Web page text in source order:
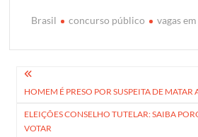
Brasil concurso público vagas
Navegação
de
Post
HOMEM É PRESO POR SUSPEITA DE MATAR
ELEIÇÕES CONSELHO TUTELAR: SAIBA
VOTAR